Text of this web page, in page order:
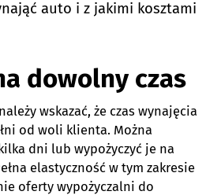
auto i z jakimi kosztami
dowolny czas
wskazać, że czas wynajęcia
od woli klienta. Można
dni lub wypożyczyć je na
elastyczność w tym zakresie
oferty wypożyczalni do